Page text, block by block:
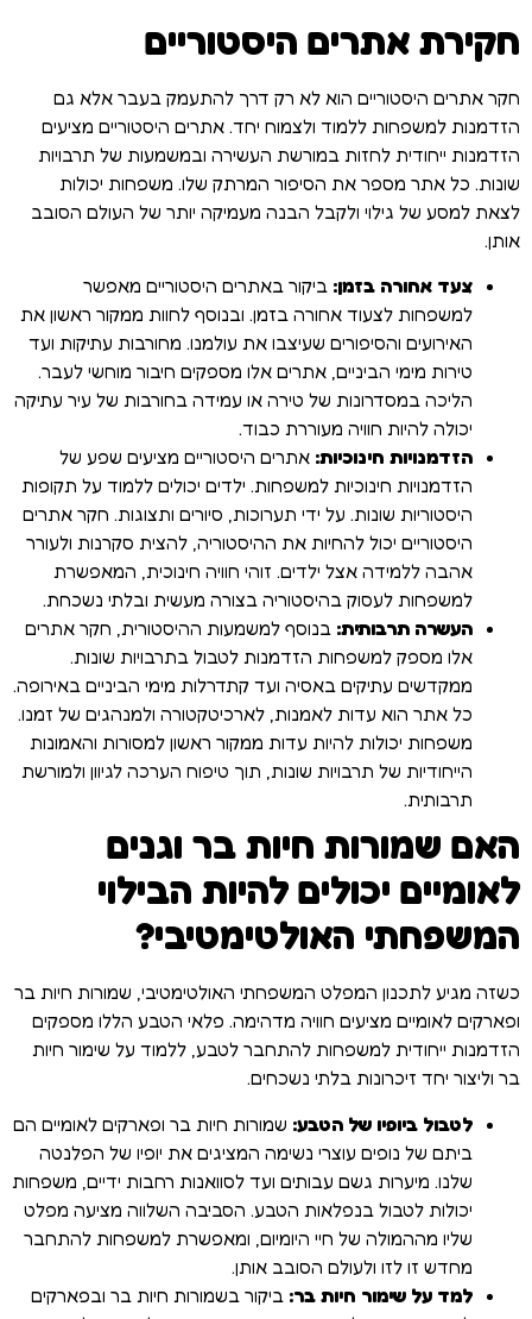
חקירת אתרים היסטוריים
חקר אתרים היסטוריים הוא לא רק דרך להתעמק בעבר אלא גם
הזדמנות למשפחות ללמוד ולצמוח יחד. אתרים היסטוריים מציעים
הזדמנות ייחודית לחזות במורשת העשירה ובמשמעות של תרבויות
שונות. כל אתר מספר את הסיפור המרתק שלו. משפחות יכולות
לצאת למסע של גילוי ולקבל הבנה מעמיקה יותר של העולם הסובב
אותן.
צעד אחורה בזמן: ביקור באתרים היסטוריים מאפשר
למשפחות לצעוד אחורה בזמן. ובנוסף לחוות ממקור ראשון את
האירועים והסיפורים שעיצבו את עולמנו. מחורבות עתיקות ועד
טירות מימי הביניים, אתרים אלו מספקים חיבור מוחשי לעבר.
הליכה במסדרונות של טירה או עמידה בחורבות של עיר עתיקה
יכולה להיות חוויה מעוררת כבוד.
הזדמנויות חינוכיות: אתרים היסטוריים מציעים שפע של
הזדמנויות חינוכיות למשפחות. ילדים יכולים ללמוד על תקופות
היסטוריות שונות. על ידי תערוכות, סיורים ותצוגות. חקר אתרים
היסטוריים יכול להחיות את ההיסטוריה, להצית סקרנות ולעורר
אהבה ללמידה אצל ילדים. זוהי חוויה חינוכית, המאפשרת
למשפחות לעסוק בהיסטוריה בצורה מעשית ובלתי נשכחת.
העשרה תרבותית: בנוסף למשמעות ההיסטורית, חקר אתרים
אלו מספק למשפחות הזדמנות לטבול בתרבויות שונות.
ממקדשים עתיקים באסיה ועד קתדרלות מימי הביניים באירופה.
כל אתר הוא עדות לאמנות, לארכיטקטורה ולמנהגים של זמנו.
משפחות יכולות להיות עדות ממקור ראשון למסורות והאמונות
הייחודיות של תרבויות שונות, תוך טיפוח הערכה לגיוון ולמורשת
תרבותית.
האם שמורות חיות בר וגנים
לאומיים יכולים להיות הבילוי
המשפחתי האולטימטיבי?
כשזה מגיע לתכנון המפלט המשפחתי האולטימטיבי, שמורות חיות בר
ופארקים לאומיים מציעים חוויה מדהימה. פלאי הטבע הללו מספקים
הזדמנות ייחודית למשפחות להתחבר לטבע, ללמוד על שימור חיות
בר וליצור יחד זיכרונות בלתי נשכחים.
לטבול ביופיו של הטבע: שמורות חיות בר ופארקים לאומיים הם
ביתם של נופים עוצרי נשימה המציגים את יופיו של הפלנטה
שלנו. מיערות גשם עבותים ועד לסוואנות רחבות ידיים, משפחות
יכולות לטבול בנפלאות הטבע. הסביבה השלווה מציעה מפלט
שליו מההמולה של חיי היומיום, ומאפשרת למשפחות להתחבר
מחדש זו לזו ולעולם הסובב אותן.
למד על שימור חיות בר: ביקור בשמורות חיות בר ובפארקים